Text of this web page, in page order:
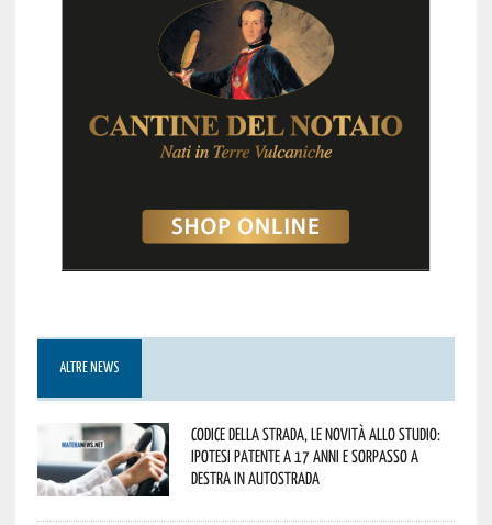
ALTRE NEWS
Codice della strada, le novità allo studio:
ipotesi patente a 17 anni e sorpasso a
destra in autostrada